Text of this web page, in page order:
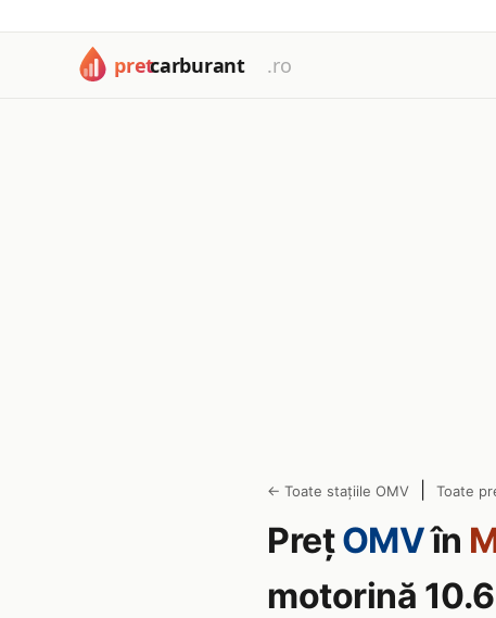
← Toate stațiile OMV Toate
PrețOMVîn
motorină